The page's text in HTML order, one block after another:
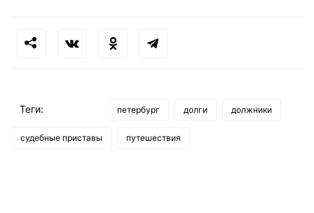
Теги: петербург долги должники
судебные приставы путешествия